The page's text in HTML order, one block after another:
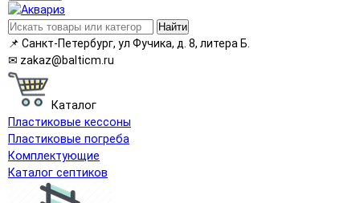
Найти
📌 Санкт-Петербург, ул Фучика, д. 8, литера Б.
✉ zakaz@balticm.ru
Каталог
Пластиковые кессоны
Пластиковые погреба
Комплектующие
Каталог септиков